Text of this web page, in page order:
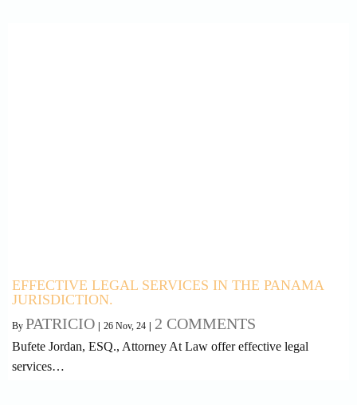
EFFECTIVE LEGAL SERVICES IN THE PANAMA
JURISDICTION.
By PATRICIO | 26 Nov, 24 | 2 COMMENTS
Bufete Jordan, ESQ., Attorney At Law offer effective legal
services…